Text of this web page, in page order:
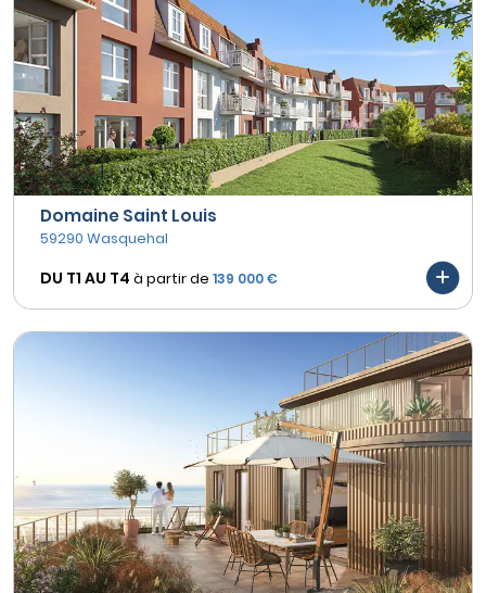
Domaine Saint Louis
59290 Wasquehal
DU T1 AU T4 à partir de 139 000 €